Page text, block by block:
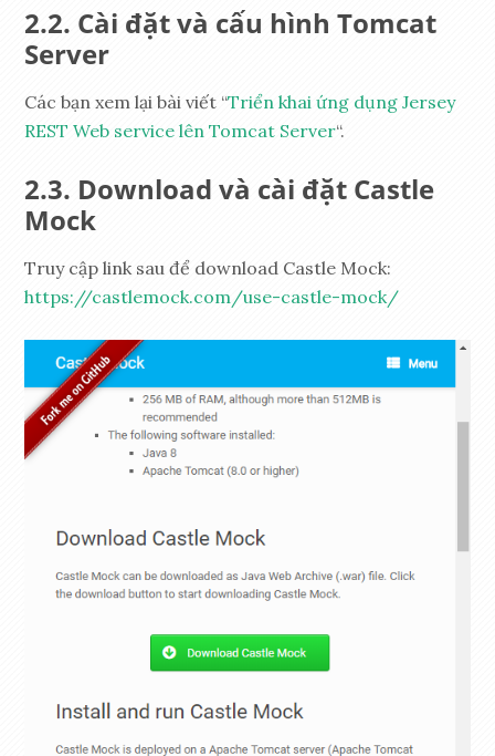
Cài đặt và cấu hình Tomcat
Server
Các bạn xem lại bài viết “Triển khai ứng dụng Jersey
REST Web service lên Tomcat Server“.
Download và cài đặt Castle
Mock
Truy cập link sau để download Castle Mock:
https://castlemock.com/use-castle-mock/